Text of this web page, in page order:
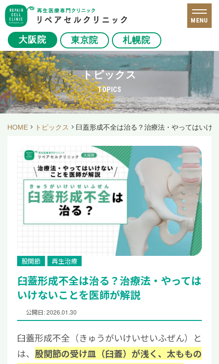
大阪院 東京院 札幌院
MENU
トピックス
TOPICS
HOME トピックス 臼蓋形成不全は治る？治療法・やってはいけ
股関節 再生治療
臼蓋形成不全は治る？治療法・やっては
いけないことを医師が解説
公開日: 2026.01.30
臼蓋形成不全（きゅうがいけいせいふぜん）と
は、 股関節の受け皿（臼蓋）が浅く、太ももの